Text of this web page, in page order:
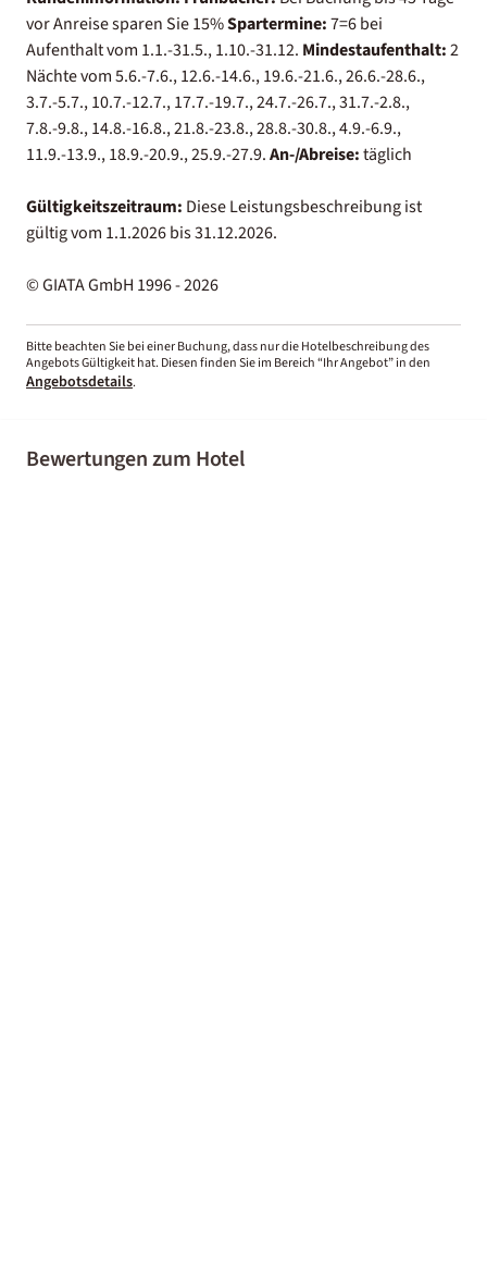
vor Anreise sparen Sie 15%Spartermine:7=6 bei
Aufenthalt vom 1.1.-31.5., 1.10.-31.12. Mindestaufenthalt:2
Nächte vom 5.6.-7.6., 12.6.-14.6., 19.6.-21.6., 26.6.-28.6.,
3.7.-5.7., 10.7.-12.7., 17.7.-19.7., 24.7.-26.7., 31.7.-2.8.,
7.8.-9.8., 14.8.-16.8., 21.8.-23.8., 28.8.-30.8., 4.9.-6.9.,
11.9.-13.9., 18.9.-20.9., 25.9.-27.9.An-/Abreise:täglich
Gültigkeitszeitraum: Diese Leistungsbeschreibung ist
gültig vom 1.1.2026 bis 31.12.2026.
© GIATA GmbH 1996 - 2026
Bitte beachten Sie bei einer Buchung, dass nur die Hotelbeschreibung des
Angebots Gültigkeit hat. Diesen finden Sie im Bereich “Ihr Angebot” in den
Angebotsdetails.
Bewertungen zum Hotel